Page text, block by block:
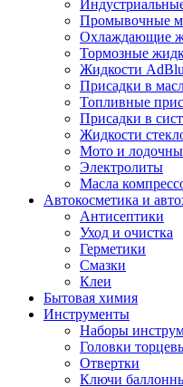
Промывочные
Охлаждающие
Тормозные
Жидкости
Присадки в
Топливные
Присадки в
Жидкости
Мото и
Электролиты
Масла
Автокосметика и
Антисептики
Уход и очистка
Герметики
Смазки
Клеи
Бытовая химия
Инструменты
Наборы
Головки
Отвертки
Ключи